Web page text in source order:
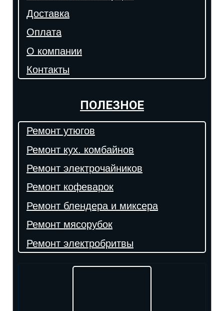
Доставка
Оплата
О компании
Контакты
ПОЛЕЗНОЕ
Ремонт утюгов
Ремонт кух. комбайнов
Ремонт электрочайников
Ремонт кофеварок
Ремонт блендера и миксера
Ремонт мясорубок
Ремонт электробритвы